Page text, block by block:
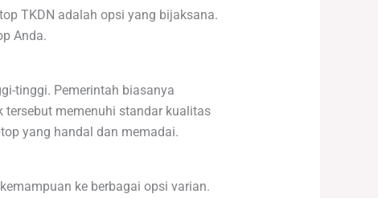
TKDN adalah opsi yang bijaksana.
Anda.
tinggi. Pemerintah biasanya
memenuhi standar kualitas
yang handal dan memadai.
ke berbagai opsi varian.